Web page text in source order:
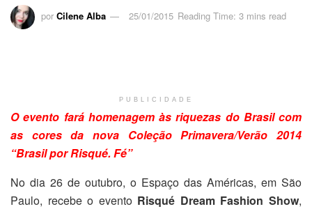
por Cilene Alba 25/01/2015 Reading Time: 3 mins read
PUBLICIDADE
O evento fará homenagem às riquezas do Brasil com
as cores da nova Coleção Primavera/Verão 2014
“Brasil por Risqué. Fé”
No dia 26 de outubro, o Espaço das Américas, em São
Paulo, recebe o evento Risqué Dream Fashion Show,